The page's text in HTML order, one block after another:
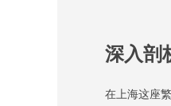
深入剖
在上海这座